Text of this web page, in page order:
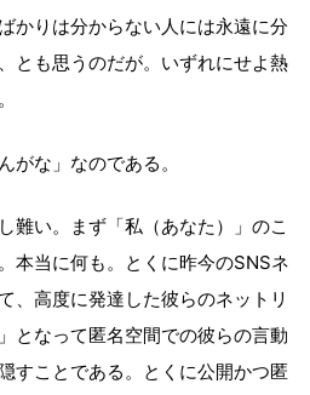
かりは分からない人には永遠に分
とも思うのだが。いずれにせよ熱
な」なのである。
難い。まず「私（あなた）」のこ
本当に何も。とくに昨今のSNSネ
、高度に発達した彼らのネットリ
となって匿名空間での彼らの言動
すことである。とくに公開かつ匿